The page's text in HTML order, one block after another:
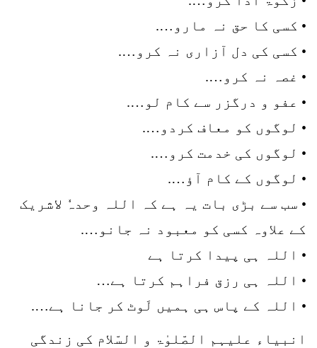
• کسی کا حق نہ مارو….
• کسی کی دل آزاری نہ کرو….
• غصہ نہ کرو….
• عفو و درگزر سے کام لو….
• لوگوں کو معاف کردو….
• لوگوں کی خدمت کرو….
• لوگوں کے کام آؤ….
• سب سے بڑی بات یہ ہے کہ اللہ وحدہٗ لاشریک
کے علاوہ کسی کو معبود نہ جانو….
• اللہ ہی پیدا کرتا ہے
• اللہ ہی رزق فراہم کرتا ہے…
• اللہ کے پاس ہی ہمیں لَوٹ کر جانا ہے….
انبیاء علیہم الصّلوٰۃ و السّلام کی زندگی